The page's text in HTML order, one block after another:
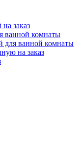
заказ
ванной комнаты
для ванной комнаты
на заказ